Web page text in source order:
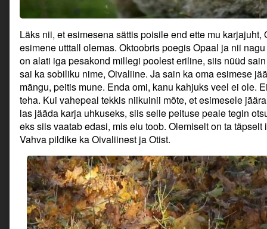
Läks nii, et esimesena sättis poisile end ette mu
esimene utttall olemas. Oktoobris poegis Opaal ja nii
on alati iga pesakond millegi poolest eriline, siis nüüd
sai ka sobiliku nime, Oivaliine. Ja sain ka oma esimese
mängu, peitis mune. Enda omi, kanu kahjuks veel ei ole.
teha. Kui vahepeal tekkis niikuinii mõte, et esimesele
las jääda karja uhkuseks, siis selle peituse peale tegin
eks siis vaatab edasi, mis elu toob. Olemiselt on ta
Vahva pildike ka Oivaliinest ja Otist.